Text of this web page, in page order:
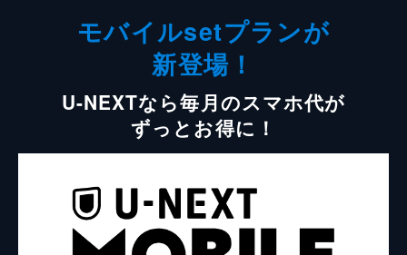
モバイルsetプランが
新登場！
U-NEXTなら毎月のスマホ代が
ずっとお得に！